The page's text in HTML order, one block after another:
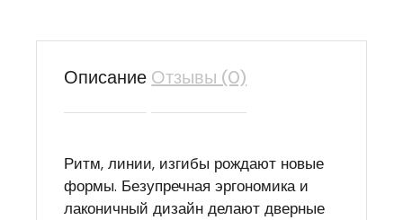
Описание Отзывы (0)
Ритм, линии, изгибы рождают новые
формы. Безупречная эргономика и
лаконичный дизайн делают дверные